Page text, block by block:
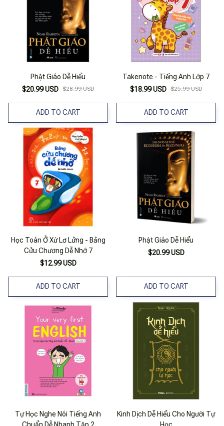
Phật Giáo Dễ Hiểu
$20.99 USD $28.99 USD
ADD TO CART
Takenote - Tiếng Anh Lớp 7
$18.99 USD $25.99 USD
ADD TO CART
Học Toán Ở Xứ Lơ Lửng - Bảng
Cửu Chương Dễ Nhớ 7
$12.99 USD
ADD TO CART
Phật Giáo Dễ Hiểu
$20.99 USD
ADD TO CART
Tự Học Nghe Nói Tiếng Anh
Kinh Dịch Dễ Hiểu Cho Người Tự